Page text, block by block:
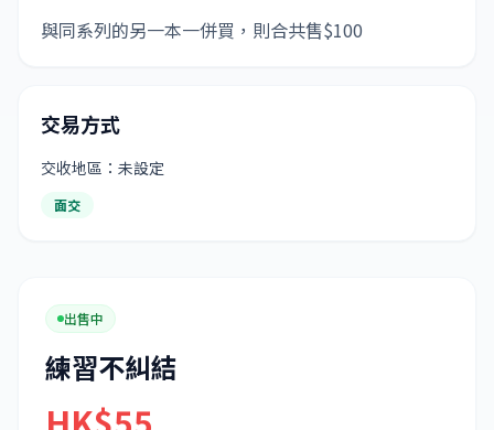
與同系列的另一本一併買，則合共售$100
交易方式
交收地區：未設定
面交
出售中
練習不糾結